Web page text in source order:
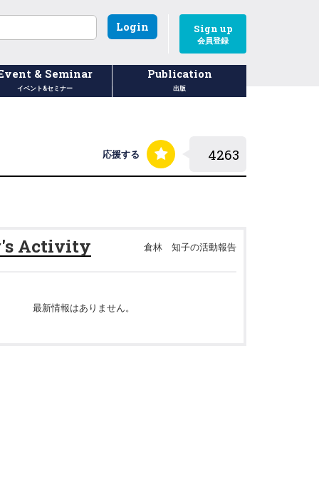
Login Sign up
会員登録
& Seminar
イベント&セミナー
Publication
出版
応援する
Activity 倉林 知子の活動報告
最新情報はありません。